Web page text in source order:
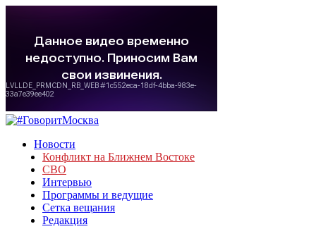
Новости
Конфликт на Ближнем Востоке
СВО
Интервью
Программы и ведущие
Сетка вещания
Редакция